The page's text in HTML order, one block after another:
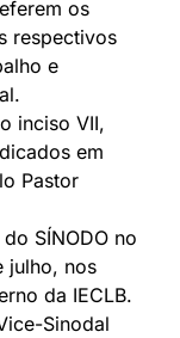
os
respectivos
e
inciso VII,
em
Pastor
SÍNODO no
julho, nos
da IECLB.
Sinodal